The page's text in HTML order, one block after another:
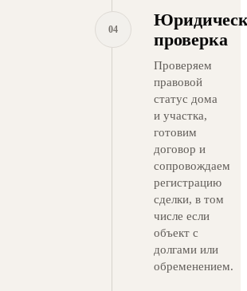
04
проверка
Проверяем
правовой
статус дома
и участка,
готовим
договор и
сопровождаем
регистрацию
сделки, в том
числе если
объект с
долгами или
обременением.